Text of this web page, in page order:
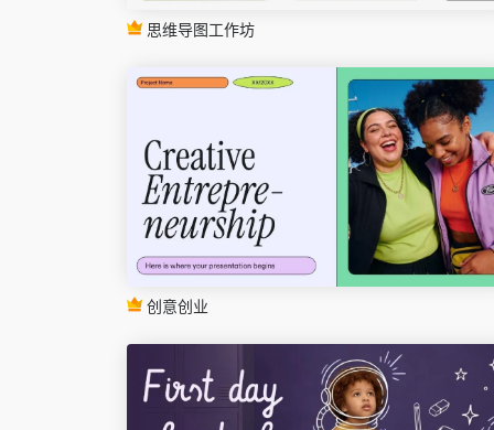
思维导图工作坊
创意创业